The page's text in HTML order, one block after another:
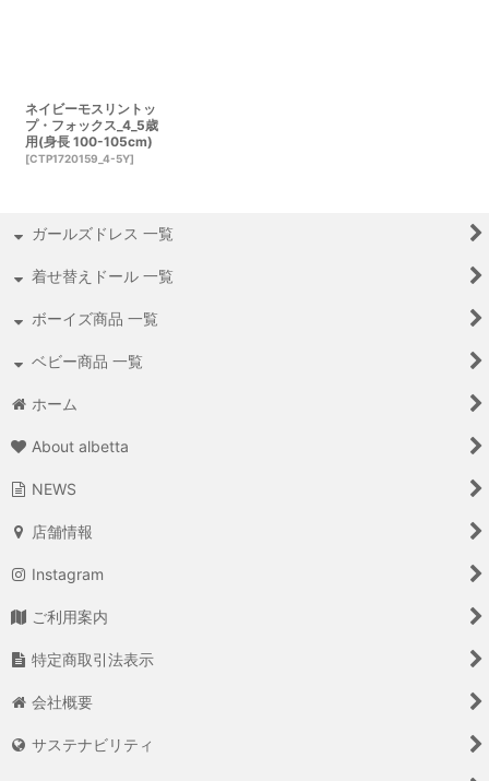
ネイビーモスリントッ
プ・フォックス_4_5歳
用(身長 100-105cm)
[CTP1720159_4-5Y]
ガールズドレス 一覧
着せ替えドール 一覧
ボーイズ商品 一覧
ベビー商品 一覧
ホーム
About albetta
NEWS
店舗情報
Instagram
ご利用案内
特定商取引法表示
会社概要
サステナビリティ